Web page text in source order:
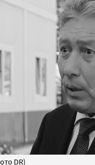
DR)